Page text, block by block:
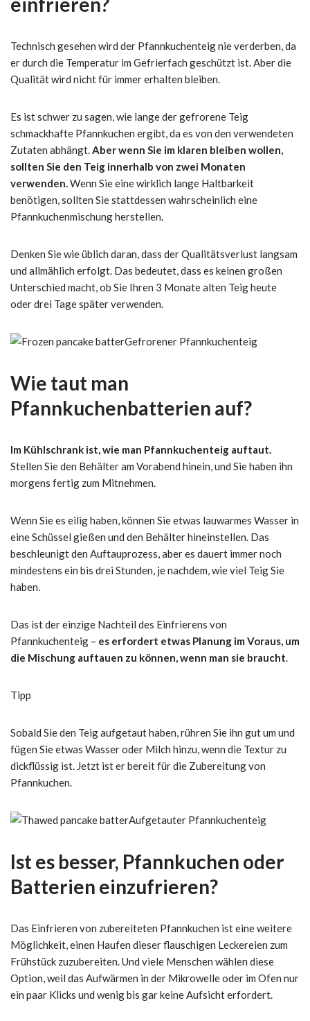
Technisch gesehen wird der Pfannkuchenteig nie verderben, da
er durch die Temperatur im Gefrierfach geschützt ist. Aber die
Qualität wird nicht für immer erhalten bleiben.
Es ist schwer zu sagen, wie lange der gefrorene Teig
schmackhafte Pfannkuchen ergibt, da es von den verwendeten
Zutaten abhängt.Aber wenn Sie im klaren bleiben wollen,
sollten Sie den Teig innerhalb von zwei Monaten
verwenden.Wenn Sie eine wirklich lange Haltbarkeit
benötigen, sollten Sie stattdessen wahrscheinlich eine
Pfannkuchenmischung herstellen.
Denken Sie wie üblich daran, dass der Qualitätsverlust langsam
und allmählich erfolgt. Das bedeutet, dass es keinen großen
Unterschied macht, ob Sie Ihren 3 Monate alten Teig heute
oder drei Tage später verwenden.
Gefrorener Pfannkuchenteig
Wie taut man
Pfannkuchenbatterien auf?
Im Kühlschrank ist, wie man Pfannkuchenteig auftaut.
Stellen Sie den Behälter am Vorabend hinein, und Sie haben ihn
morgens fertig zum Mitnehmen.
Wenn Sie es eilig haben, können Sie etwas lauwarmes Wasser in
eine Schüssel gießen und den Behälter hineinstellen. Das
beschleunigt den Auftauprozess, aber es dauert immer noch
mindestens ein bis drei Stunden, je nachdem, wie viel Teig Sie
haben.
Das ist der einzige Nachteil des Einfrierens von
Pfannkuchenteig – es erfordert etwas Planung im Voraus, um
die Mischung auftauen zu können, wenn man sie braucht.
Tipp
Sobald Sie den Teig aufgetaut haben, rühren Sie ihn gut um und
fügen Sie etwas Wasser oder Milch hinzu, wenn die Textur zu
dickflüssig ist. Jetzt ist er bereit für die Zubereitung von
Pfannkuchen.
Aufgetauter Pfannkuchenteig
Ist es besser, Pfannkuchen oder
Batterien einzufrieren?
Das Einfrieren von zubereiteten Pfannkuchen ist eine weitere
Möglichkeit, einen Haufen dieser flauschigen Leckereien zum
Frühstück zuzubereiten. Und viele Menschen wählen diese
Option, weil das Aufwärmen in der Mikrowelle oder im Ofen nur
ein paar Klicks und wenig bis gar keine Aufsicht erfordert.